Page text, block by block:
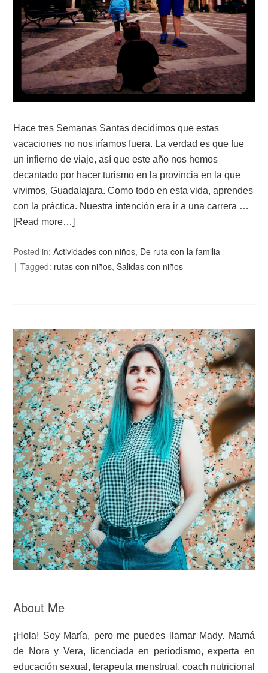
Hace tres Semanas Santas decidimos que estas
vacaciones no nos iríamos fuera. La verdad es que fue
un infierno de viaje, así que este año nos hemos
decantado por hacer turismo en la provincia en la que
vivimos, Guadalajara. Como todo en esta vida, aprendes
con la práctica. Nuestra intención era ir a una carrera …
[Read more…]
Posted in:Actividades con niños, De ruta con la familia
Tagged: rutas con niños,Salidas con niños
About Me
¡Hola! Soy María, pero me puedes llamar Mady. Mamá
de Nora y Vera, licenciada en periodismo, experta en
educación sexual, terapeuta menstrual, coach nutricional